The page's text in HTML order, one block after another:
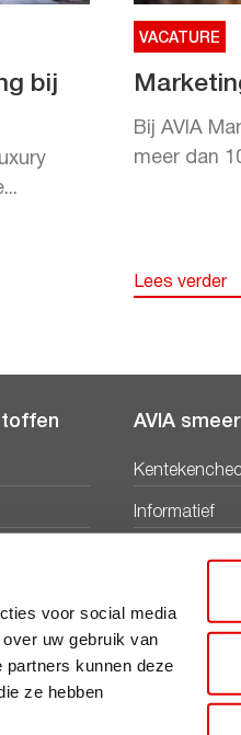
voor social media
uw gebruik van
kunnen deze
ze hebben
bij
VACATURE
Bij AVIA
meer dan
Lees verder
AVIA
Informatief